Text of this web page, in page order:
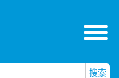
搜索